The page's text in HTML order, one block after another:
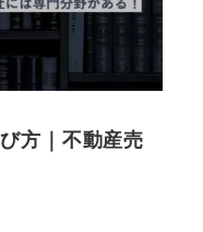
方｜不動産売